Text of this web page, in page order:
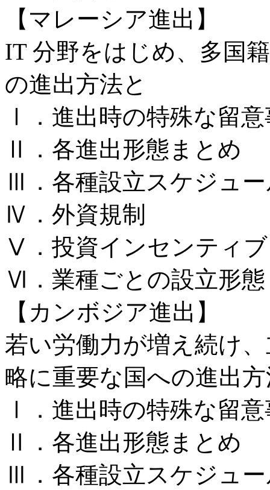
【マレーシア進出】
IT 分野をはじめ、多国
の進出方法と
Ⅰ．進出時の特殊な留
Ⅱ．各進出形態まとめ
Ⅲ．各種設立スケジュ
Ⅳ．外資規制
Ⅴ．投資インセンティブ
Ⅵ．業種ごとの設立形態
【カンボジア進出】
若い労働力が増え続け
略に重要な国への進出
Ⅰ．進出時の特殊な留
Ⅱ．各進出形態まとめ
Ⅲ．各種設立スケジュ